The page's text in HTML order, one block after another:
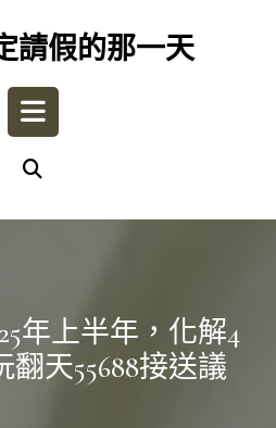
請假的那一天
Open
年上半年，化解4
天55688接送議